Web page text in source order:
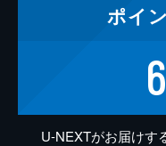
ポイ
U-NEXTがお届けす